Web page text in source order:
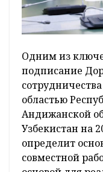
Одним из
подписание
областью
Андижанской
Узбекистан на
определит
совместной